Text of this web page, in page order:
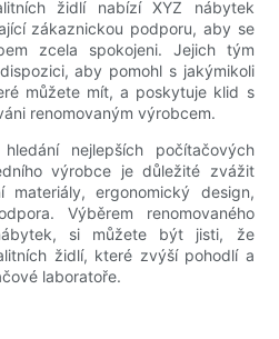
židlí nabízí XYZ nábytek
zákaznickou podporu, aby se
zcela spokojeni. Jejich tým
aby pomohl s jakýmikoli
můžete mít, a poskytuje klid s
renomovaným výrobcem.
nejlepších počítačových
výrobce je důležité zvážit
ergonomický design,
Výběrem renomovaného
si můžete být jisti, že
židlí, které zvýší pohodlí a
laboratoře.